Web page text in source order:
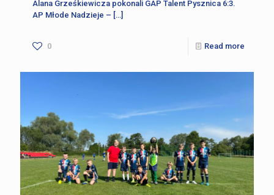
Alana Grześkiewicza pokonali GAP Talent Pysznica 6:3.
AP Młode Nadzieje – […]
0 Read more